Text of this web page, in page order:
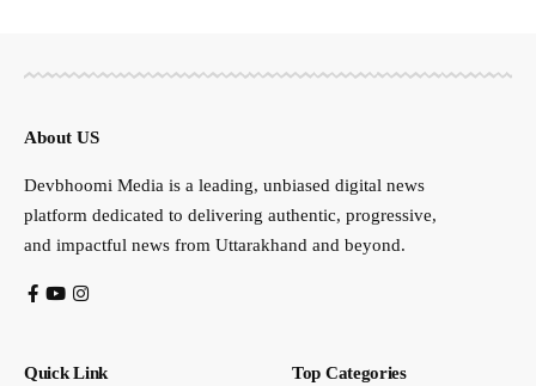
About US
Devbhoomi Media is a leading, unbiased digital news
platform dedicated to delivering authentic, progressive,
and impactful news from Uttarakhand and beyond.
Quick Link Top Categories